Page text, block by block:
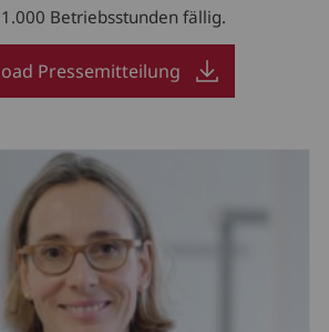
Betriebsstunden fällig.
Pressemitteilung